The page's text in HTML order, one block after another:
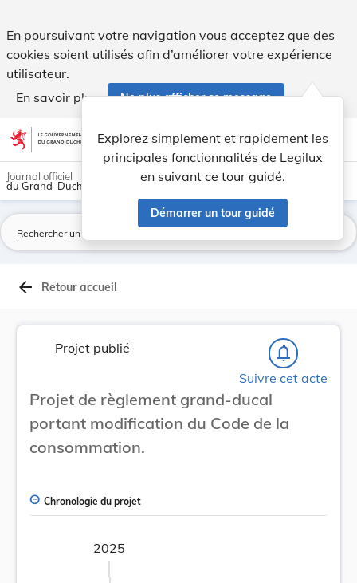
En poursuivant votre navigation vous acceptez que des
cookies soient utilisés afin d’améliorer votre expérience
utilisateur.
En savoir plus
Ne plus afficher ce message
Aller au contenu account_circle help Aide
Explorez simplement et rapidement les
principales fonctionnalités de Legilux
en suivant ce tour guidé.
Démarrer un tour guidé
light_mode dark_mode
Journal officiel
du Grand-Duché de Luxembourg
arrow_back Retour accueil
Projet publié notifications_none
Suivre cet acte
Projet de règlement grand-ducal
portant modification du Code de la
consommation.
Chronologie du projet
2025